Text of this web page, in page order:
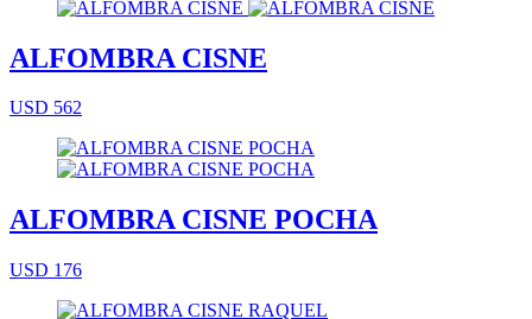
ALFOMBRA CISNE
USD 562
ALFOMBRA CISNE POCHA
USD 176